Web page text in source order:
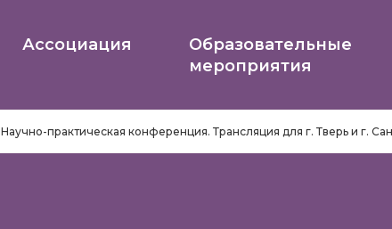
Ассоциация
Образовательные
мероприятия
Научно-практическая конференция. Трансляция для г. Тверь и г.